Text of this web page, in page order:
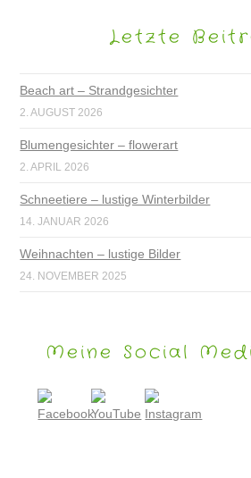
Letzte
Beach art – Strandgesichter
2. AUGUST 2026
Blumengesichter – flowerart
2. APRIL 2026
Schneetiere – lustige Winterbilder
14. JANUAR 2026
Weihnachten – lustige Bilder
24. NOVEMBER 2025
Meine Social